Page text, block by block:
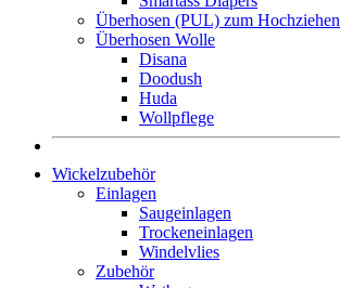
Überhosen (PUL) zum Hochziehen
Überhosen Wolle
Disana
Doodush
Huda
Wollpflege
Wickelzubehör
Einlagen
Saugeinlagen
Trockeneinlagen
Windelvlies
Zubehör